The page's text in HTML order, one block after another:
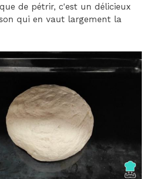
de pétrir, c'est un délicieux
qui en vaut largement la